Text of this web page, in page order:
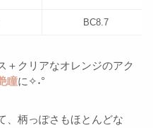
BC8.7
＋クリアなオレンジのアク
瞳に✧˖°
、柄っぽさもほとんどな